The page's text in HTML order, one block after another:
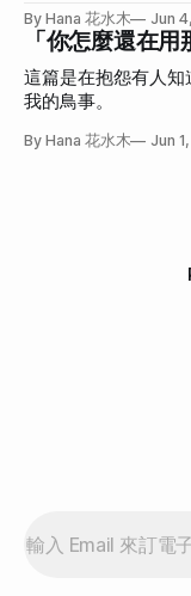
By Hana 花水木 Jun
「你怎麼還在
這篇是在抱怨有人
我的鳥事。
By Hana 花水木 Jun